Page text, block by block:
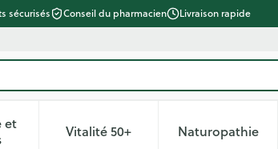
sécurisés Conseil du pharmacien Livraison rapide
soins et hygiène
la catégorie Régime, alimentation &
et
le sous-menu pour la catégorie
Vitalité 50+Afficher le sous-menu pour la
Naturopathie
Afficher